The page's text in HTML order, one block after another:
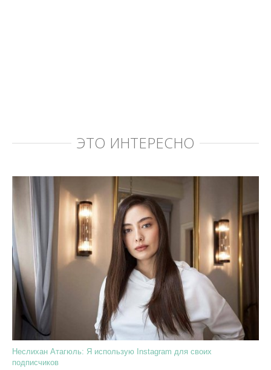
ЭТО ИНТЕРЕСНО
Неслихан Атагюль: Я использую Instagram для своих
подписчиков